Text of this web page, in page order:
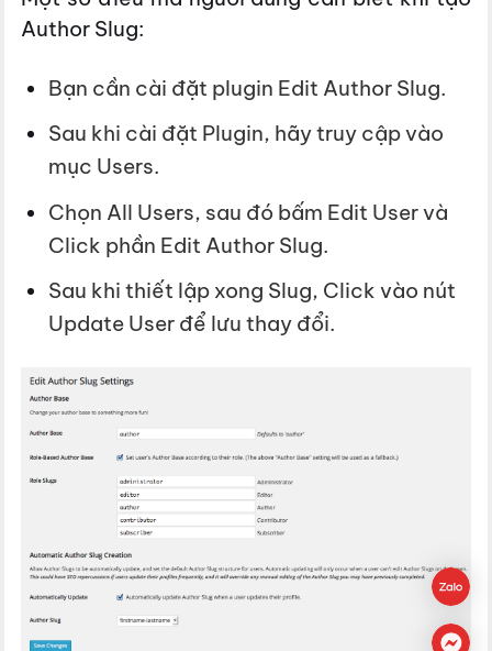
Author Slug:
Bạn cần cài đặt plugin Edit Author Slug.
Sau khi cài đặt Plugin, hãy truy cập vào
mục Users.
Chọn All Users, sau đó bấm Edit User và
Click phần Edit Author Slug.
Sau khi thiết lập xong Slug, Click vào nút
Update User để lưu thay đổi.